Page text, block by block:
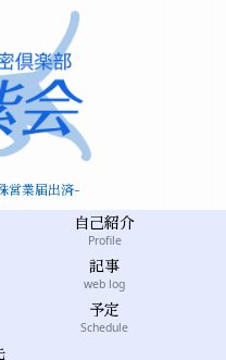
営業届出済-
自己紹介
Profile
記事
web log
予定
Schedule